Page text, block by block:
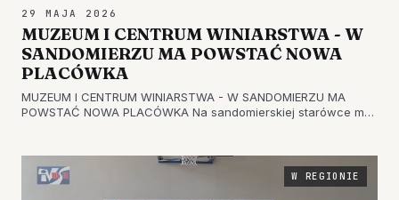
29 MAJA 2026
MUZEUM I CENTRUM WINIARSTWA - W
SANDOMIERZU MA POWSTAĆ NOWA
PLACÓWKA
MUZEUM I CENTRUM WINIARSTWA - W SANDOMIERZU MA
POWSTAĆ NOWA PLACÓWKA Na sandomierskiej starówce ma
enoturystyki na terenie ziemi sandom…
W REGIONIE